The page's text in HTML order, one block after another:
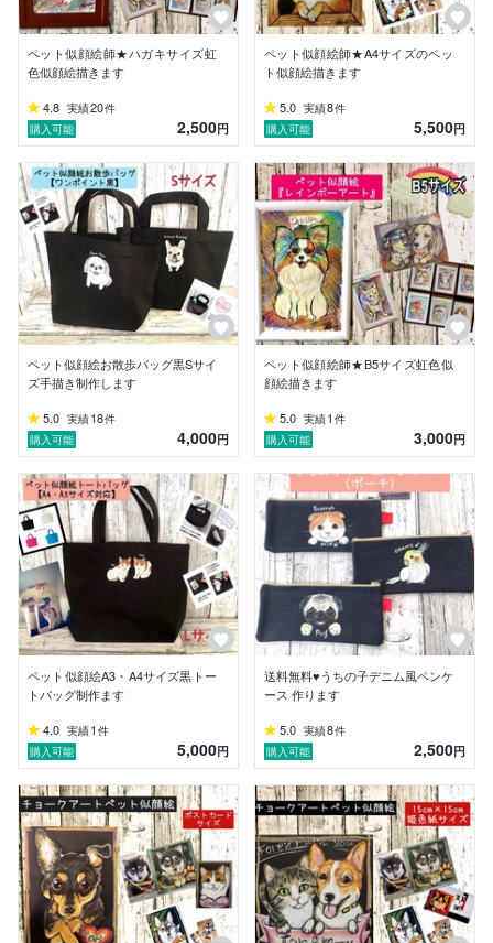
ペット似顔絵師★ハガキサイズ虹
色似顔絵描きます
4.8 実績20件
購入可能
2,500円
ペット似顔絵師★A4サイズのペッ
ト似顔絵描きます
5.0 実績8件
購入可能
5,500円
ペット似顔絵お散歩バッグ黒Sサイ
ズ手描き制作します
5.0 実績18件
購入可能
4,000円
ペット似顔絵師★B5サイズ虹色似
顔絵描きます
5.0 実績1 件
購入可能
3,000円
ペット似顔絵A3・A4サイズ黒トー
トバッグ制作ます
4.0 実績1 件
購入可能
5,000円
送料無料♥うちの子デニム風ペンケ
ース 作ります
5.0 実績8件
購入可能
2,500円